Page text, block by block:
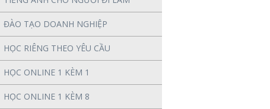
ĐÀO TẠO DOANH NGHIỆP
HỌC RIÊNG THEO YÊU CẦU
HỌC ONLINE 1 KÈM 1
HỌC ONLINE 1 KÈM 8